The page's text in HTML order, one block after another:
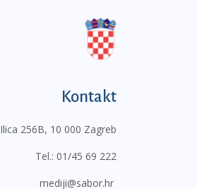
Kontakt
Ilica 256B, 10 000 Zagreb
Tel.: 01/45 69 222
mediji@sabor.hr